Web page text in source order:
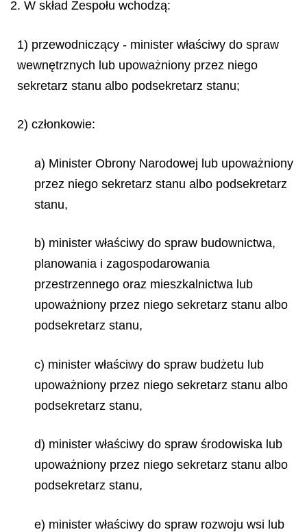
2. W skład Zespołu wchodzą:
1) przewodniczący - minister właściwy do spraw
wewnętrznych lub upoważniony przez niego
sekretarz stanu albo podsekretarz stanu;
2) członkowie:
a) Minister Obrony Narodowej lub upoważniony
przez niego sekretarz stanu albo podsekretarz
stanu,
b) minister właściwy do spraw budownictwa,
planowania i zagospodarowania
przestrzennego oraz mieszkalnictwa lub
upoważniony przez niego sekretarz stanu albo
podsekretarz stanu,
c) minister właściwy do spraw budżetu lub
upoważniony przez niego sekretarz stanu albo
podsekretarz stanu,
d) minister właściwy do spraw środowiska lub
upoważniony przez niego sekretarz stanu albo
podsekretarz stanu,
e) minister właściwy do spraw rozwoju wsi lub